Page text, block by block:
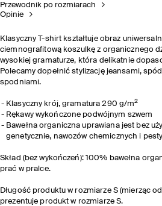
Przewodnik po rozmiarach
Opinie
Klasyczny T-shirt kształtuje obraz
ciemnografitową koszulkę z organicznego
wysokiej gramaturze, która delikatnie
Polecamy dopełnić stylizację jeansami,
spodniami.
Klasyczny krój, gramatura 290 g/m2
Rękawy wykończone podwójnym szwem
Bawełna organiczna uprawiana jest bez
genetycznie, nawozów chemicznych i
Skład (bez wykończeń): 100% bawełna
prać w pralce.
Długość produktu w rozmiarze S (mierząc
prezentuje produkt w rozmiarze S.